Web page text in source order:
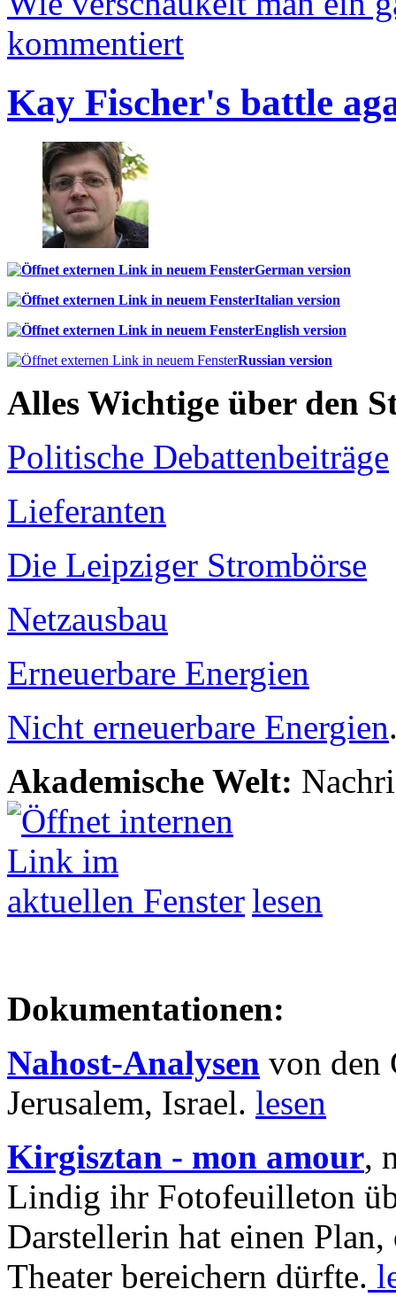
kommentiert
Kay Fischer's battle
German version
Italian version
English version
Russian version
Alles Wichtige über den
Politische Debattenbeiträge
Lieferanten
Die Leipziger Strombörse
Netzausbau
Erneuerbare Energien
Nicht erneuerbare Energien
Akademische Welt:
lesen
Dokumentationen:
Nahost-Analysen von den
Jerusalem, Israel. lesen
Kirgisztan - mon amour,
Lindig ihr Fotofeuilleton
Darstellerin hat einen Plan,
Theater bereichern dürfte.